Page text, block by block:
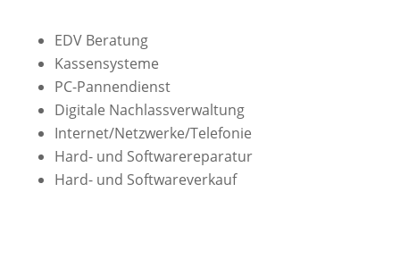
EDV Beratung
Kassensysteme
PC-Pannendienst
Digitale Nachlassverwaltung
Internet/Netzwerke/Telefonie
Hard- und Softwarereparatur
Hard- und Softwareverkauf